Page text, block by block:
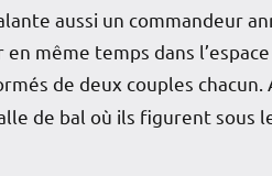
aussi un commandeur
même temps dans
de deux couples
de bal où ils figurent sous